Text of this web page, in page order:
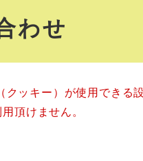
わせ
クッキー）が使用できる
頂けません。